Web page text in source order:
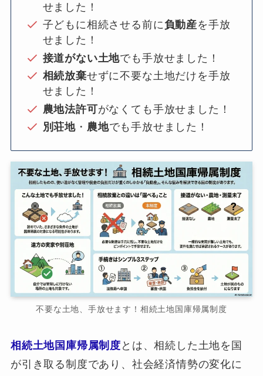
せました！
子どもに相続させる前に負動産を手放
せました！
接道がない土地でも手放せました！
相続放棄せずに不要な土地だけを手放
せました！
農地法許可がなくても手放せました！
別荘地 ・ 農地でも手放せました！
不要な土地、手放せます！相続土地国庫帰属制度
相続土地国庫帰属制度 とは、相続した土地を国
が引き取る制度であり、社会経済情勢の変化に